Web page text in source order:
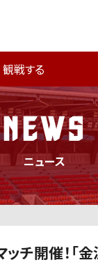
観戦する
NEWS
ニュース
開催！「金